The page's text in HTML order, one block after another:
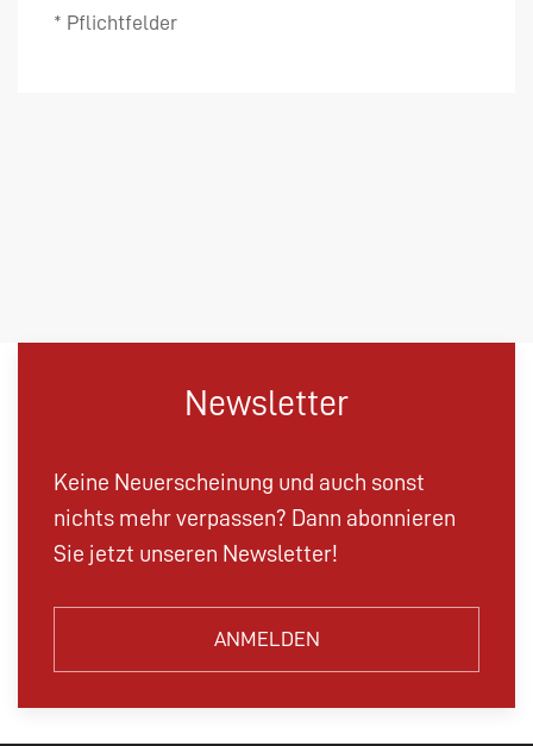
* Pflichtfelder
Newsletter
Keine Neuerscheinung und auch sonst
nichts mehr verpassen? Dann abonnieren
Sie jetzt unseren Newsletter!
ANMELDEN